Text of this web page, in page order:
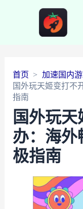
首页
加速国内
国外玩天姬变打不
指南
国外玩
办：海外
极指南